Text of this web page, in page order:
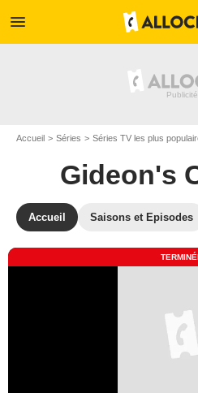
menu
Accueil Séries Séries TV les plus
Gideon's
Accueil Saisons et Episodes